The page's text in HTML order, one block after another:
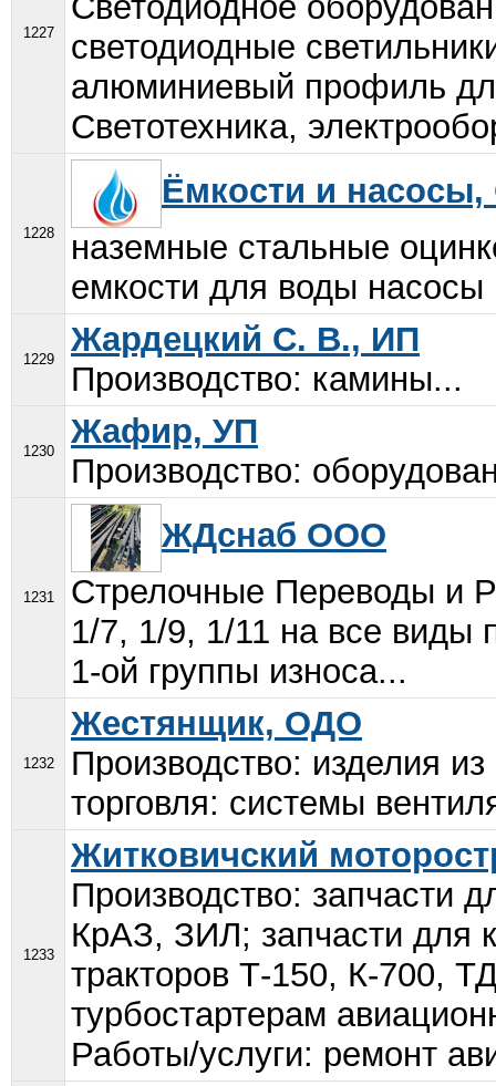
1227
светодиодные
алюминиевый профиль
Светотехника,
1228
Ёмкости и
наземные стальные
емкости для воды насосы
1229
Жардецкий С. В., ИП
Производство: камины...
1230
Жафир, УП
Производство:
1231
ЖДснаб ООО
Стрелочные Переводы и
1/7, 1/9, 1/11 на все виды
1-ой группы износа...
1232
Жестянщик, ОДО
Производство: изделия
торговля: системы
1233
Житковичский
Производство:
КрАЗ, ЗИЛ; запчасти для
тракторов Т-150, К-700,
турбостартерам
Работы/услуги: ремонт